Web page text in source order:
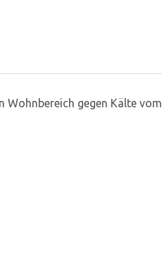
gegen Kälte vom